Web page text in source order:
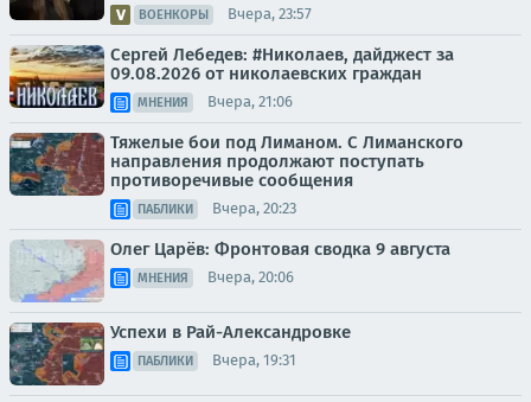
ВОЕНКОРЫ Вчера, 23:57
Сергей Лебедев: #Николаев, дайджест за
09.08.2026 от николаевских граждан
МНЕНИЯ Вчера, 21:06
Тяжелые бои под Лиманом. С Лиманского
направления продолжают поступать
противоречивые сообщения
ПАБЛИКИ Вчера, 20:23
Олег Царёв: Фронтовая сводка 9 августа
МНЕНИЯ Вчера, 20:06
Успехи в Рай-Александровке
ПАБЛИКИ Вчера, 19:31